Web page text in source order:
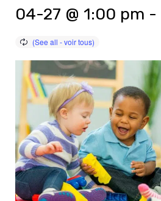
04-27 @ 1:00 pm -